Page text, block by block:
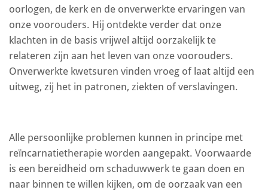
oorlogen, de kerk en de onverwerkte ervaringen van
onze voorouders. Hij ontdekte verder dat onze
klachten in de basis vrijwel altijd oorzakelijk te
relateren zijn aan het leven van onze voorouders.
Onverwerkte kwetsuren vinden vroeg of laat altijd een
uitweg, zij het in patronen, ziekten of verslavingen.
Alle persoonlijke problemen kunnen in principe met
reïncarnatietherapie worden aangepakt. Voorwaarde
is een bereidheid om schaduwwerk te gaan doen en
naar binnen te willen kijken, om de oorzaak van een